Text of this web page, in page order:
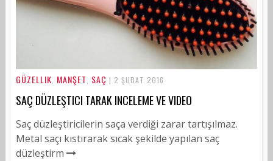
GÜZELLIK MANŞET SAÇ | 2 ŞUBAT 2016
SAÇ DÜZLEŞTICI TARAK INCELEME VE VIDEO
Saç düzleştiricilerin saça verdiği zarar tartışılmaz.
Metal saçı kıstırarak sıcak şekilde yapılan saç
düzleştirm